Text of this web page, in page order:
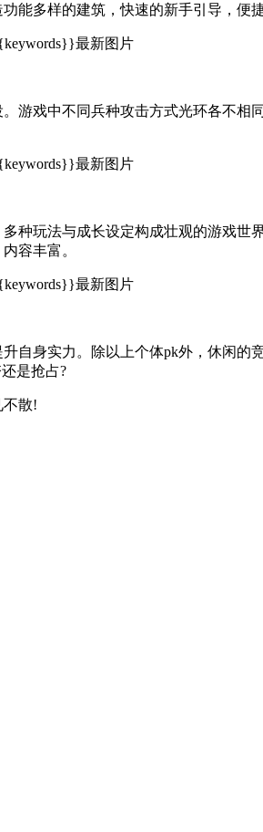
能多样的建筑，快速的新手引导，
游戏中不同兵种攻击方式光环各不
种玩法与成长设定构成壮观的游戏世
容丰富。
身实力。除以上个体pk外，休闲的
是抢占?
不散!